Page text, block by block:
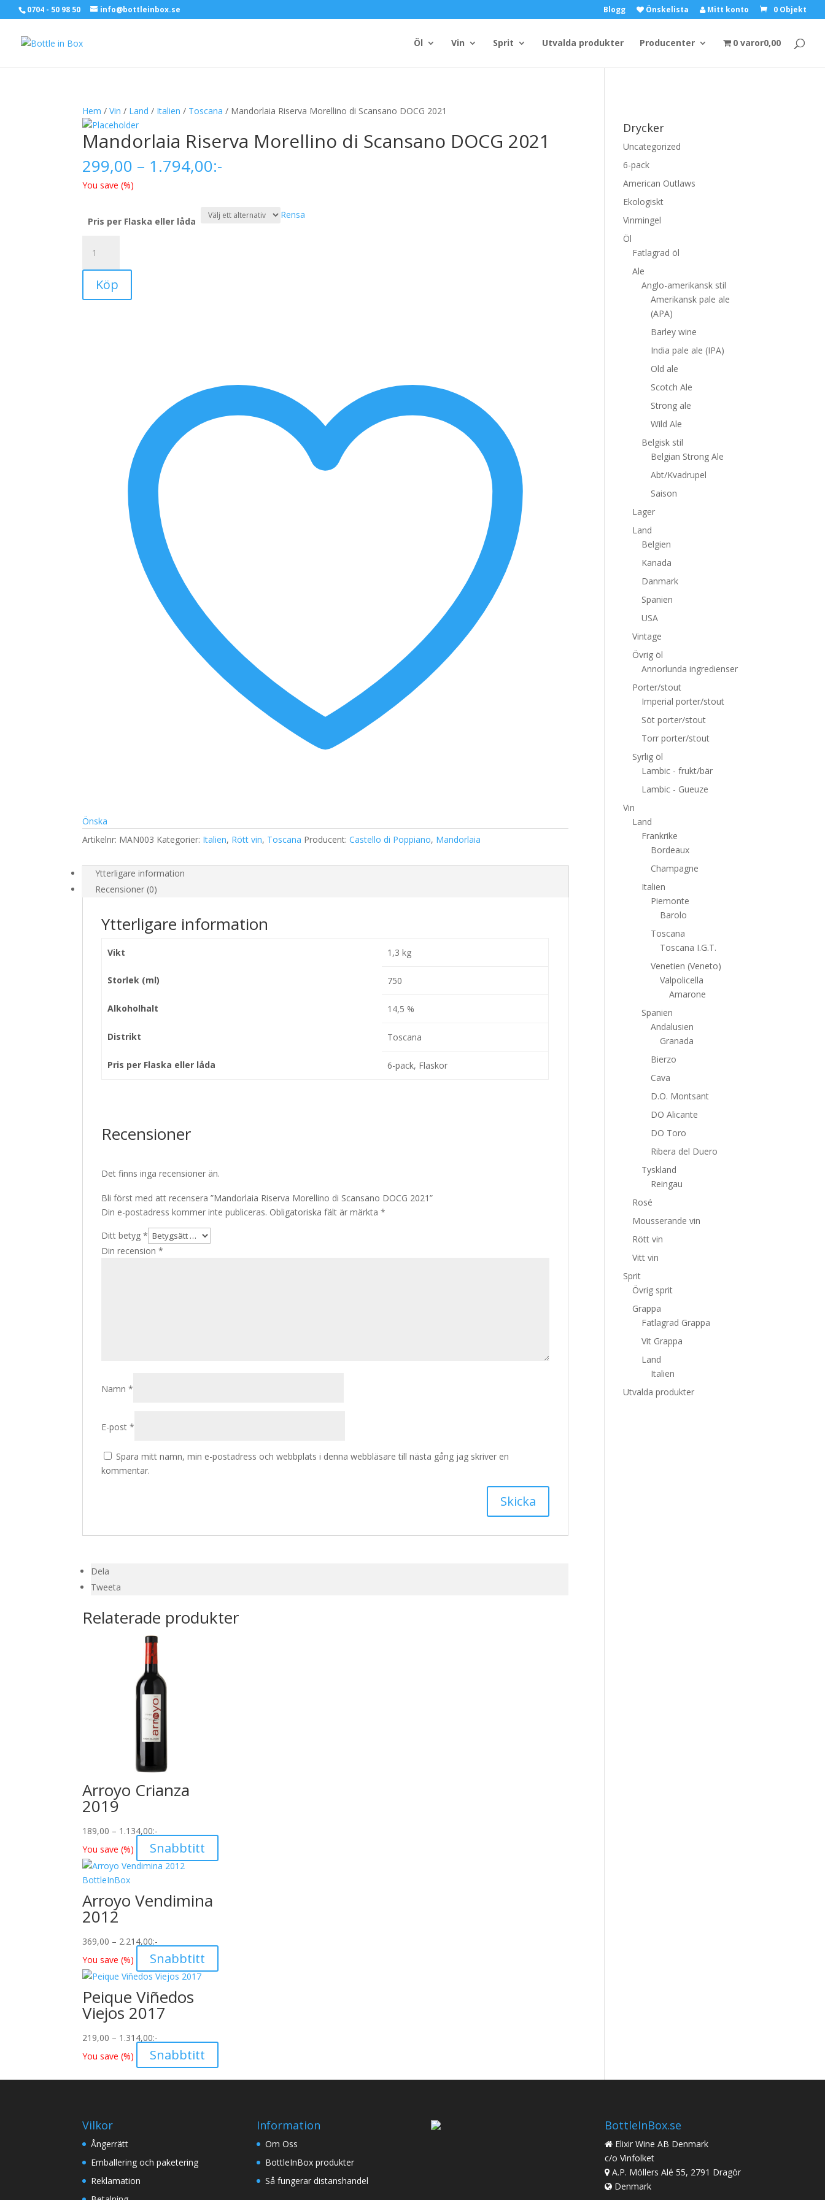
0704 - 50 98 50 info@bottleinbox.se Blogg Önskelista Mitt konto 0 Objekt
Öl Vin Sprit Utvalda produkter Producenter 0 varor0,00
Hem /Vin / Land / Italien / Toscana / Mandorlaia Riserva Morellino di Scansano DOCG 2021
Mandorlaia Riserva Morellino di Scansano DOCG 2021
299,00 – 1.794,00Prisintervall:
299,00
1.794,00
:-
You save(%)
Pris per Flaska eller låda
Rensa
Riserva
Morellino
Scansano
Köp
Önska
Artikelnr: MAN003 Kategorier: Italien, Rött vin, Toscana Producent:Castello di Poppiano, Mandorlaia
Ytterligare information
Recensioner (0)
Ytterligare information
Vikt 1,3 kg
Storlek (ml) 750
Alkoholhalt 14,5 %
Distrikt Toscana
Pris per Flaska eller låda 6-pack, Flaskor
Recensioner
Det finns inga recensioner än.
Bli först med att recensera ”Mandorlaia Riserva Morellino di Scansano DOCG 2021”
Din e-postadress kommer inte publiceras. Obligatoriska fält är märkta*
Ditt betyg*
Din recension*
Namn*
E-post*
Spara mitt namn, min e-postadress och webbplats i denna webbläsare till nästa gång jag skriver en
kommentar.
Dela
Tweeta
Relaterade produkter
Arroyo Crianza
2019
189,00 – 1.134,00Prisintervall:
189,00
till
1.134,00
:-
You save(%) Snabbtitt
Arroyo Vendimina
2012
369,00 – 2.214,00Prisintervall:
369,00
till
2.214,00
:-
You save(%) Snabbtitt
Peique Viñedos
Viejos 2017
219,00 – 1.314,00Prisintervall:
219,00
till
1.314,00
:-
You save(%) Snabbtitt
Drycker
Uncategorized
6-pack
American Outlaws
Ekologiskt
Vinmingel
Öl
Fatlagrad öl
Ale
Anglo-amerikansk stil
Amerikansk pale ale
(APA)
Barley wine
India pale ale (IPA)
Old ale
Scotch Ale
Strong ale
Wild Ale
Belgisk stil
Belgian Strong Ale
Abt/Kvadrupel
Saison
Lager
Land
Belgien
Kanada
Danmark
Spanien
USA
Vintage
Övrig öl
Annorlunda ingredienser
Porter/stout
Imperial porter/stout
Söt porter/stout
Torr porter/stout
Syrlig öl
Lambic - frukt/bär
Lambic - Gueuze
Vin
Land
Frankrike
Bordeaux
Champagne
Italien
Piemonte
Barolo
Toscana
Toscana I.G.T.
Venetien (Veneto)
Valpolicella
Amarone
Spanien
Andalusien
Granada
Bierzo
Cava
D.O. Montsant
DO Alicante
DO Toro
Ribera del Duero
Tyskland
Reingau
Rosé
Mousserande vin
Rött vin
Vitt vin
Sprit
Övrig sprit
Grappa
Fatlagrad Grappa
Vit Grappa
Land
Italien
Utvalda produkter
Vilkor
Ångerrätt
Emballering och paketering
Reklamation
Information
Om Oss
BottleInBox produkter
Så fungerar distanshandel
BottleInBox.se
Elixir Wine AB Denmark
c/o Vinfolket
A.P. Möllers Alé 55, 2791 Dragör
Denmark